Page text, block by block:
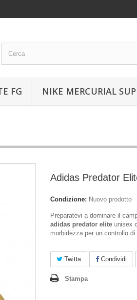
FG NIKE MERCURIAL
Adidas Predator
Condizione: Nuovo prodotto
Preparatevi a dominare il
adidas predator elite unisex
morbidezza per un controllo
Twitta Condividi
Stampa